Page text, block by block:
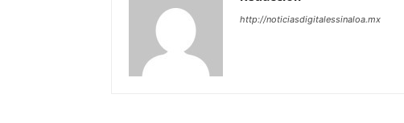
http://noticiasdigitalessinaloa.mx